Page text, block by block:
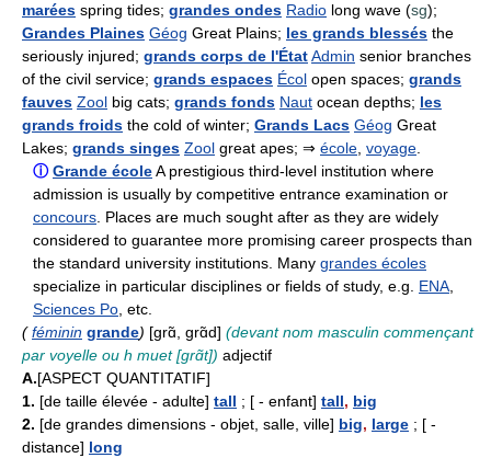
marées spring tides; grandes ondes Radio long wave (sg);
Grandes Plaines Géog Great Plains; les grands blessés the
seriously injured; grands corps de l'ÉtatAdmin senior branches
of the civil service; grands espaces Écol open spaces; grands
fauves Zool big cats; grands fonds Naut ocean depths; les
grands froids the cold of winter; Grands Lacs Géog Great
Lakes; grands singes Zool great apes; ⇒ école, voyage.
ⓘ Grande écoleA prestigious third-level institution where
admission is usually by competitive entrance examination or
concours. Places are much sought after as they are widely
considered to guarantee more promising career prospects than
the standard university institutions. Many grandes écoles
specialize in particular disciplines or fields of study, e.g. ENA,
Sciences Po, etc.
( féminin grande) [grɑ̃, grɑ̃d] (devant nom masculin commençant
par voyelle ou h muet [grɑ̃t]) adjectif
A.[ASPECT QUANTITATIF]
1. [de taille élevée - adulte] tall ; [ - enfant] tall, big
2. [de grandes dimensions - objet, salle, ville] big, large ; [ -
distance] long